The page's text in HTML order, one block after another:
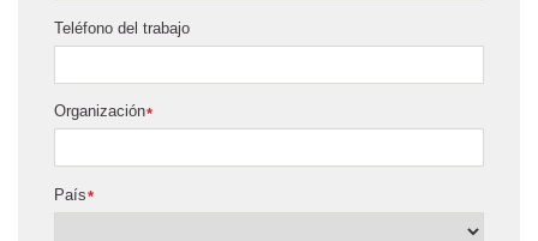
Teléfono del trabajo
*
Organización
*
País